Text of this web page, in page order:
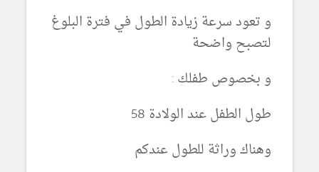
و تعود سرعة زيادة الطول في فترة البلوغ
لتصبح واضحة
و بخصوص طفلك :
طول الطفل عند الولادة 58
وهناك وراثة للطول عندكم